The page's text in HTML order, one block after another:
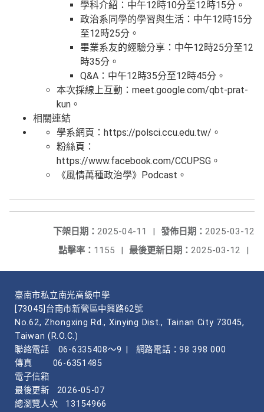
學科介紹：中午12時10分至12時15分。
政治系同學的學習與生活：中午12時15分
至12時25分。
畢業系友的經驗分享：中午12時25分至12
時35分。
Q&A：中午12時35分至12時45分。
本次採線上互動：meet.google.com/qbt-prat-
kun。
相關連結
學系網頁：https://polsci.ccu.edu.tw/。
粉絲頁：
https://www.facebook.com/CCUPSG。
《風情萬種政治學》Podcast。
發佈日期： 2025-03-12
下架日期： 2025-04-11
|
最後更新日期： 2025-03-12 |
點擊率： 1155 |
臺南市私立南光高級中學
[73045]台南市新營區中興路62號
No.62, Zhongxing Rd., Xinying Dist., Tainan City 73045,
Taiwan (R.O.C.)
聯絡電話
06-6335408～9
網路電話：98 398 000
傳真
06-6351485
電子信箱
最後更新
2026-05-07
總瀏覽人次
13154966